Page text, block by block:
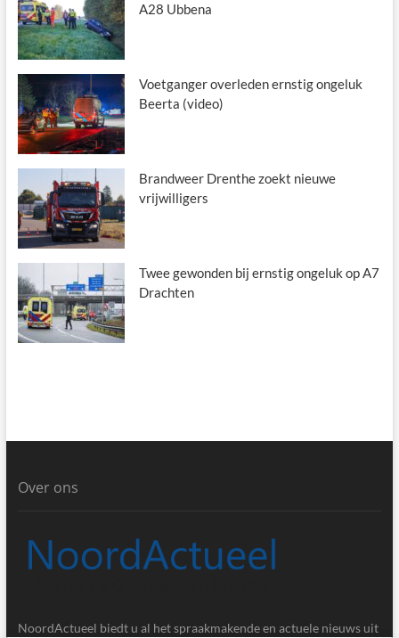
A28 Ubbena
Voetganger overleden ernstig ongeluk
Beerta (video)
Brandweer Drenthe zoekt nieuwe
vrijwilligers
Twee gewonden bij ernstig ongeluk op A7
Drachten
Over ons
NoordActueel biedt u al het spraakmakende en actuele nieuws uit